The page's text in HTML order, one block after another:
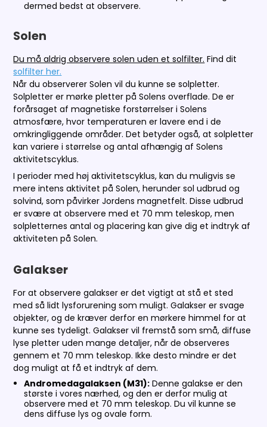
dermed bedst at observere.
Solen
Du må aldrig observere solen uden et solfilter. Find dit
solfilter her.
Når du observerer Solen vil du kunne se solpletter.
Solpletter er mørke pletter på Solens overflade. De er
forårsaget af magnetiske forstørrelser i Solens
atmosfære, hvor temperaturen er lavere end i de
omkringliggende områder. Det betyder også, at solpletter
kan variere i størrelse og antal afhængig af Solens
aktivitetscyklus.
I perioder med høj aktivitetscyklus, kan du muligvis se
mere intens aktivitet på Solen, herunder sol udbrud og
solvind, som påvirker Jordens magnetfelt. Disse udbrud
er svære at observere med et 70 mm teleskop, men
solpletternes antal og placering kan give dig et indtryk af
aktiviteten på Solen.
Galakser
For at observere galakser er det vigtigt at stå et sted
med så lidt lysforurening som muligt. Galakser er svage
objekter, og de kræver derfor en mørkere himmel for at
kunne ses tydeligt. Galakser vil fremstå som små, diffuse
lyse pletter uden mange detaljer, når de observeres
gennem et 70 mm teleskop. Ikke desto mindre er det
dog muligt at få et indtryk af dem.
Andromedagalaksen (M31):Denne galakse er den
største i vores nærhed, og den er derfor mulig at
observere med et 70 mm teleskop. Du vil kunne se
dens diffuse lys og ovale form.